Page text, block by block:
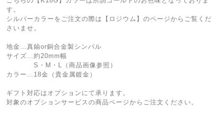
す。
シルバーカラーをご注文の際は【ロジウム】のページからご覧くだ
さいませ。
地金…真鍮or銅合金製シンバル
サイズ…約20mm幅
S・M・L（商品画像参照）
カラー…18金（貴金属鍍金）
ギフト対応はオプションにて承ります。
対象のオプションサービスの商品ページからご注文ください。